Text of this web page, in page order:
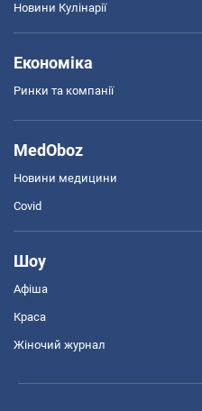
Новини Кулінарії
Економіка
Ринки та компанії
MedOboz
Новини медицини
Covid
Шоу
Афіша
Краса
Жіночий журнал